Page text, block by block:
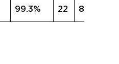
99.3% 22 83.0%